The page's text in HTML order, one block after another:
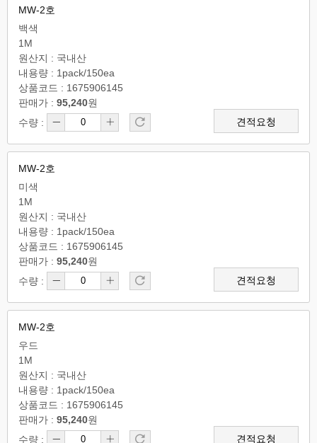
MW-2호
백색
1M
원산지 : 국내산
내용량 : 1pack/150ea
상품코드 : 1675906145
판매가 : 95,240원
수량 :
견적요청
MW-2호
미색
1M
원산지 : 국내산
내용량 : 1pack/150ea
상품코드 : 1675906145
판매가 : 95,240원
수량 :
견적요청
MW-2호
우드
1M
원산지 : 국내산
내용량 : 1pack/150ea
상품코드 : 1675906145
판매가 : 95,240원
수량 :
견적요청